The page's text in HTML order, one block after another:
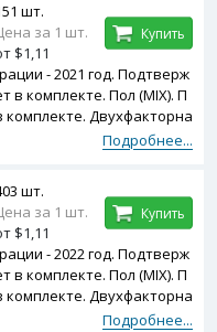
- 2021 год. Подтверж
в комплекте. Пол (MIX). П
Двухфакторна
Подробнее...
шт.
за 1 шт.
$1,11
Купить
- 2022 год. Подтверж
в комплекте. Пол (MIX). П
Двухфакторна
Подробнее...
шт.
за 1 шт.
$1,11
Купить